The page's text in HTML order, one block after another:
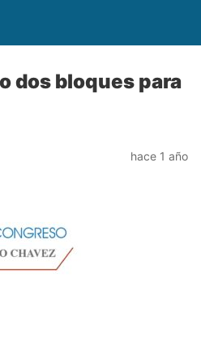
dos bloques para
hace 1 año